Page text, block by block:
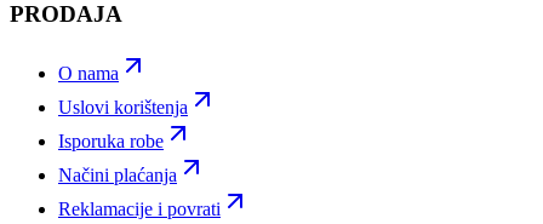
PRODAJA
O nama
Uslovi korištenja
Isporuka robe
Načini plaćanja
Reklamacije i povrati